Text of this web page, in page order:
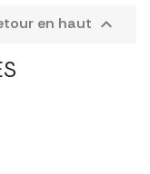
en haut 